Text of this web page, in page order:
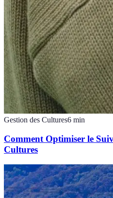
Gestion des Cultures6 min
Comment Optimiser le
Cultures